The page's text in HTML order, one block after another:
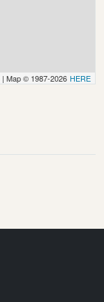
| Map © 1987-2026 HERE